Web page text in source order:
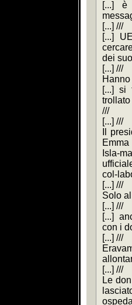
[...] è
[...] ///
[...]
dei
[...] ///
[...] si
///
[...] ///
Il
Isla-
col-
[...] ///
Solo
[...] ///
[...]
con i
[...] ///
[...] ///
Le